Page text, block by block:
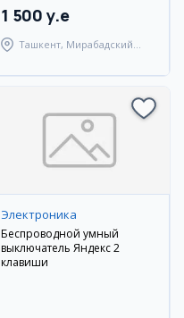
1 500 y.e
Ташкент, Мирабадский
Электроника
Беспроводной умный
выключатель Яндекс 2
клавиши